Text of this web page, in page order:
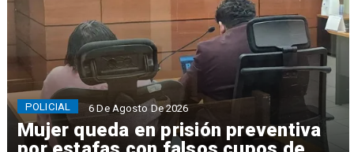
Mujer queda en prisión preventiva
POLICIAL 6 De Agosto De 2026